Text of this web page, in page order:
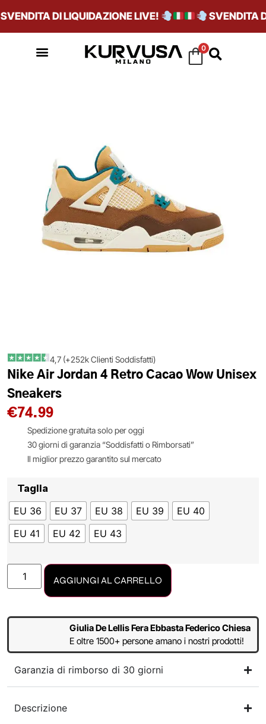
DI LIQUIDAZIONE LIVE! SVENDITA DI
0
4,7 (+252k Clienti Soddisfatti)
Nike Air Jordan 4 Retro Cacao Wow Unisex
Sneakers
€74.99
Spedizione gratuita solo per oggi
30 giorni di garanzia “Soddisfatti o Rimborsati”
Il miglior prezzo garantito sul mercato
Taglia
EU 36
EU 37 EU 38 EU 39
EU 40
EU 41
EU 42 EU 43
AGGIUNGI AL CARRELLO
Giulia De Lellis Fera Ebbasta Federico Chiesa
E oltre 1500+ persone amano i nostri prodotti!
Garanzia di rimborso di 30 giorni
Descrizione